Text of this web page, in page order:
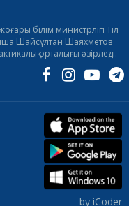
білім министрлігі Тіл
Шайсұлтан Шаяхметов
орталығы әзірледі.
by iCoder